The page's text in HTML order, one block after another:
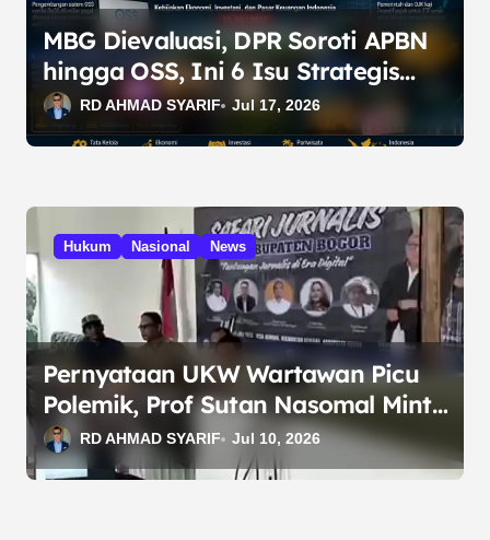
MBG Dievaluasi, DPR Soroti APBN
hingga OSS, Ini 6 Isu Strategis
Nasional
RD AHMAD SYARIF Jul 17, 2026
Hukum Nasional News
Pernyataan UKW Wartawan Picu
Polemik, Prof Sutan Nasomal Minta
PWI Bogor Klarifikasi
RD AHMAD SYARIF Jul 10, 2026